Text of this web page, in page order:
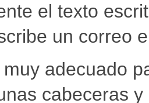
el texto
un correo
muy adecuado
cabeceras